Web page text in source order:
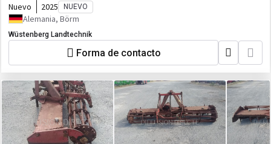
Nuevo 2025 NUEVO
Alemania, Börm
Wüstenberg Landtechnik
Forma de contacto